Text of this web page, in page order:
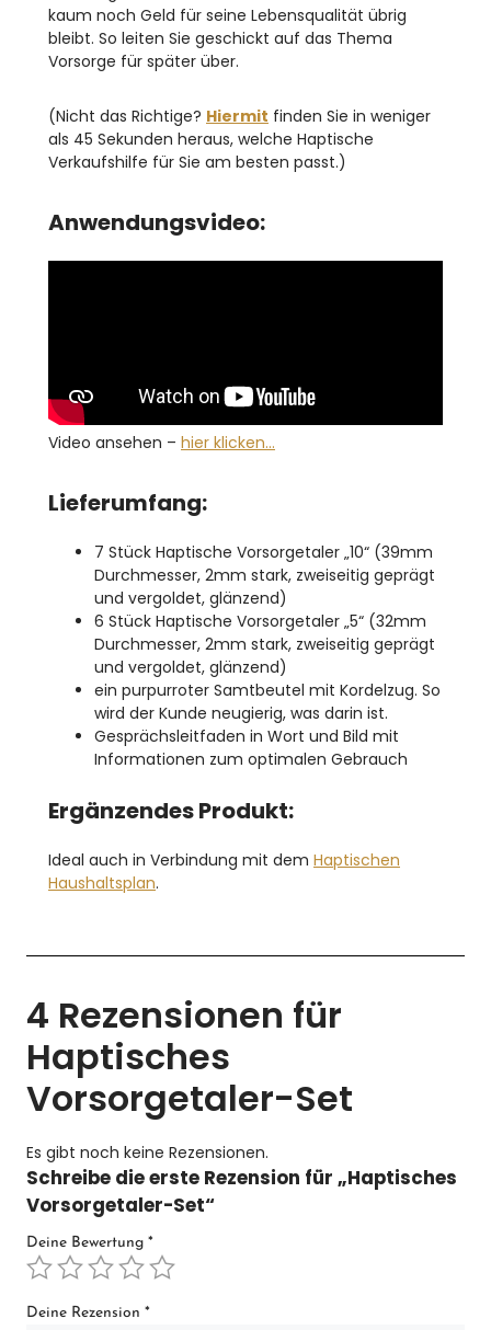
kaum noch Geld für seine Lebensqualität übrig
bleibt. So leiten Sie geschickt auf das Thema
Vorsorge für später über.
(Nicht das Richtige? Hiermit finden Sie in weniger
als 45 Sekunden heraus, welche Haptische
Verkaufshilfe für Sie am besten passt.)
Anwendungsvideo:
Video ansehen – hier klicken…
Lieferumfang:
7 Stück Haptische Vorsorgetaler „10“ (39mm
Durchmesser, 2mm stark, zweiseitig geprägt
und vergoldet, glänzend)
6 Stück Haptische Vorsorgetaler „5“ (32mm
Durchmesser, 2mm stark, zweiseitig geprägt
und vergoldet, glänzend)
ein purpurroter Samtbeutel mit Kordelzug. So
wird der Kunde neugierig, was darin ist.
Gesprächsleitfaden in Wort und Bild mit
Informationen zum optimalen Gebrauch
Ergänzendes Produkt:
Ideal auch in Verbindung mit dem Haptischen
Haushaltsplan.
4 Rezensionen für
Haptisches
Vorsorgetaler-Set
Es gibt noch keine Rezensionen.
Schreibe die erste Rezension für „Haptisches
Vorsorgetaler-Set“
Deine Bewertung *
Deine Rezension *